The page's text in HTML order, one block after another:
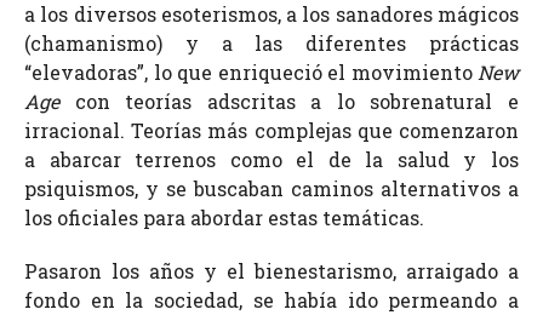
a los diversos esoterismos, a los sanadores mágicos
(chamanismo) y a las diferentes prácticas
“elevadoras”, lo que enriqueció el movimiento New
Agecon teorías adscritas a lo sobrenatural e
irracional. Teorías más complejas que comenzaron
a abarcar terrenos como el de la salud y los
psiquismos, y se buscaban caminos alternativos a
los oficiales para abordar estas temáticas.
Pasaron los años y el bienestarismo, arraigado a
fondo en la sociedad, se había ido permeando a